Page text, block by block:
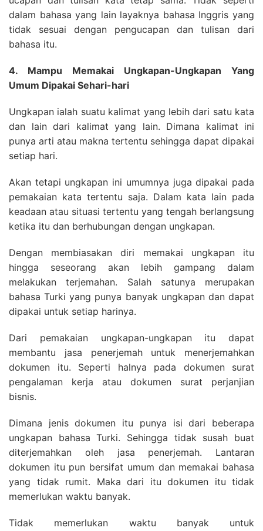
dalam bahasa yang lain layaknya bahasa Inggris yang
tidak sesuai dengan pengucapan dan tulisan dari
bahasa itu.
4. Mampu Memakai Ungkapan-Ungkapan Yang
Umum Dipakai Sehari-hari
Ungkapan ialah suatu kalimat yang lebih dari satu kata
dan lain dari kalimat yang lain. Dimana kalimat ini
punya arti atau makna tertentu sehingga dapat dipakai
setiap hari.
Akan tetapi ungkapan ini umumnya juga dipakai pada
pemakaian kata tertentu saja. Dalam kata lain pada
keadaan atau situasi tertentu yang tengah berlangsung
ketika itu dan berhubungan dengan ungkapan.
Dengan membiasakan diri memakai ungkapan itu
hingga seseorang akan lebih gampang dalam
melakukan terjemahan. Salah satunya merupakan
bahasa Turki yang punya banyak ungkapan dan dapat
dipakai untuk setiap harinya.
Dari pemakaian ungkapan-ungkapan itu dapat
membantu jasa penerjemah untuk menerjemahkan
dokumen itu. Seperti halnya pada dokumen surat
pengalaman kerja atau dokumen surat perjanjian
bisnis.
Dimana jenis dokumen itu punya isi dari beberapa
ungkapan bahasa Turki. Sehingga tidak susah buat
diterjemahkan oleh jasa penerjemah. Lantaran
dokumen itu pun bersifat umum dan memakai bahasa
yang tidak rumit. Maka dari itu dokumen itu tidak
memerlukan waktu banyak.
Tidak memerlukan waktu banyak untuk